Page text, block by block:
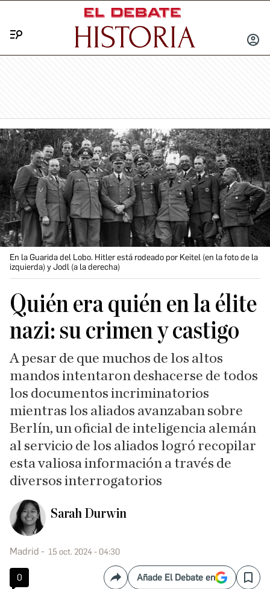
INICIAR
En la Guarida del Lobo. Hitler está rodeado por Keitel (en la foto de la
izquierda) y Jodl (a la derecha)
Quién era quién en la élite
nazi: su crimen y castigo
A pesar de que muchos de los altos
mandos intentaron deshacerse de todos
los documentos incriminatorios
mientras los aliados avanzaban sobre
Berlín, un oficial de inteligencia alemán
al servicio de los aliados logró recopilar
esta valiosa información a través de
diversos interrogatorios
Sarah Durwin
Madrid 15 oct. 2024 - 04:30
0 CompartirAñade El Debate en Save